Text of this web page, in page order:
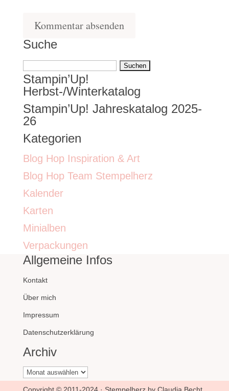
Suche
Suchen
nach:
Stampin’Up!
Herbst-/Winterkatalog
Stampin’Up! Jahreskatalog 2025-
26
Kategorien
Blog Hop Inspiration & Art
Blog Hop Team Stempelherz
Kalender
Karten
Minialben
Verpackungen
Allgemeine Infos
Kontakt
Über mich
Impressum
Datenschutzerklärung
Archiv
Archiv